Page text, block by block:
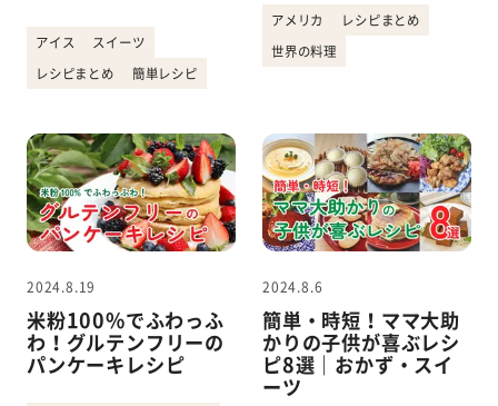
アイス スイーツ
レシピまとめ 簡単レシピ
アメリカ レシピまとめ
世界の料理
2024.8.19
米粉100%でふわっふ
わ！グルテンフリーの
パンケーキレシピ
2024.8.6
簡単・時短！ママ大助
かりの子供が喜ぶレシ
ピ8選｜おかず・スイ
ーツ